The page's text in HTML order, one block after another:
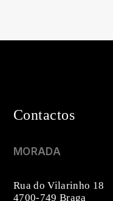
Contactos
MORADA
Rua do Vilarinho 18
4700-749 Braga